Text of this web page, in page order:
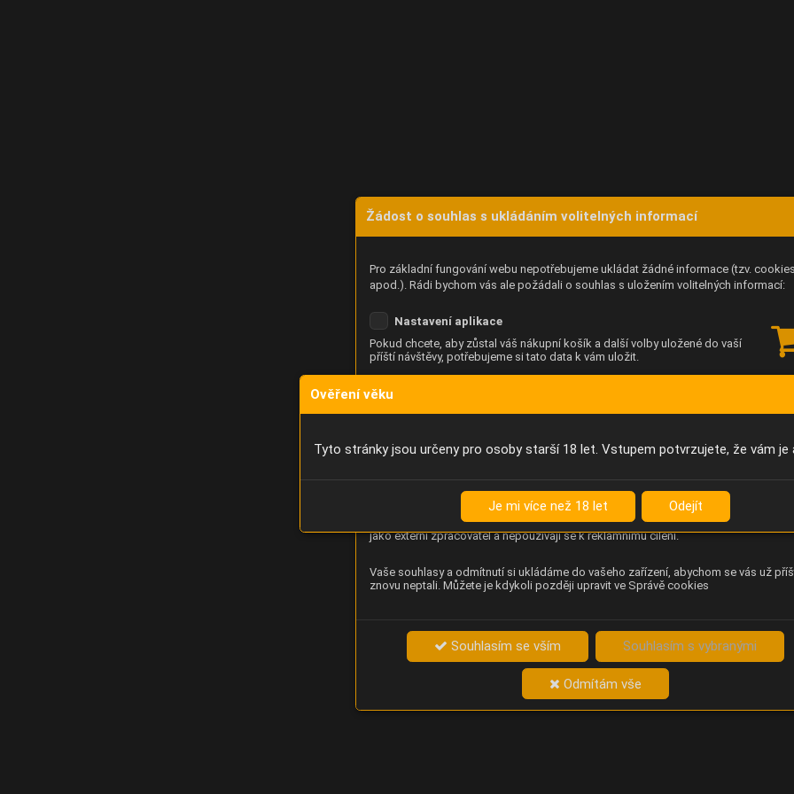
Žádost o souhlas s ukládáním volitelných informací
Pro základní fungování webu nepotřebujeme ukládat žádné informace (tzv.
apod.). Rádi bychom vás ale požádali o souhlas s uložením volitelných informací:
Nastavení aplikace
Pokud chcete, aby zůstal váš nákupní košík a další volby uložené do vaší
příští návštěvy, potřebujeme si tato data k vám uložit.
Analýza chování návštěvníků na webu (pohyb kurzoru, kliknutí, procházení
stránek a heatmapy), která provozovateli e-shopu Betelné škopek pomáhá
zlepšovat obsah a použitelnost. Data zpracovává služba Contentsquare
jako externí zpracovatel a nepoužívají se k reklamnímu cílení.
Vaše souhlasy a odmítnutí si ukládáme do vašeho zařízení, abychom se vás už
znovu neptali. Můžete je kdykoli později upravit ve Správě cookies
Souhlasím se vším Souhlasím s vybranými
Odmítám vše
Ověření věku
Tyto stránky jsou určeny pro osoby starší 18 let. Vstupem potvrzujete, že vám je
Je mi více než 18 let Odejít